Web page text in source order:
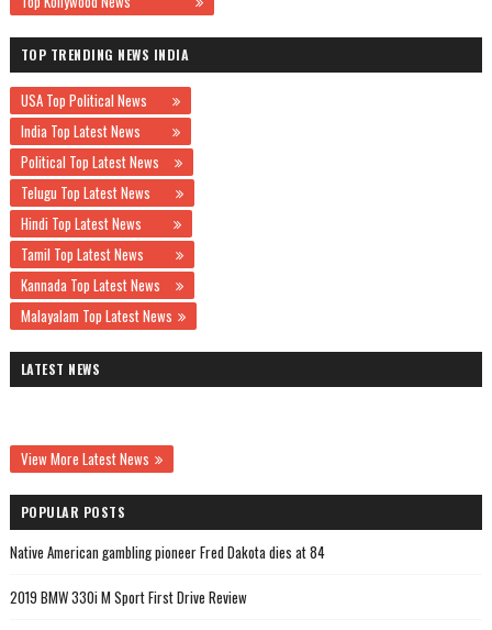
TOP TRENDING NEWS INDIA
USA Top Political News
India Top Latest News
Political Top Latest News
Telugu Top Latest News
Hindi Top Latest News
Tamil Top Latest News
Kannada Top Latest News
Malayalam Top Latest News
LATEST NEWS
View More Latest News
POPULAR POSTS
Native American gambling pioneer Fred Dakota dies at 84
2019 BMW 330i M Sport First Drive Review